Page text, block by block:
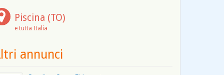
Piscina (TO)
e tutta Italia
annunci